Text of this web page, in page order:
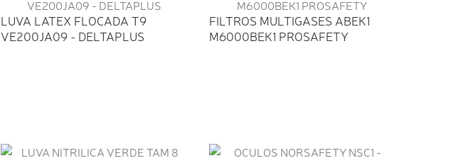
LUVA LATEX FLOCADA T9
VE200JA09 - DELTAPLUS
FILTROS MULTIGASES ABEK1
M6000BEK1 PROSAFETY